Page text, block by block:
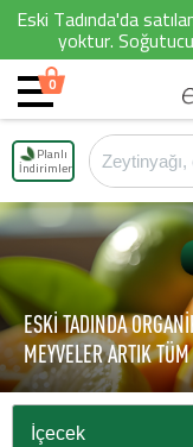
Eski Tadında'da
yoktur.
0
Planlı
İndirimler
ESKİ TADINDA
MEYVELER ARTIK